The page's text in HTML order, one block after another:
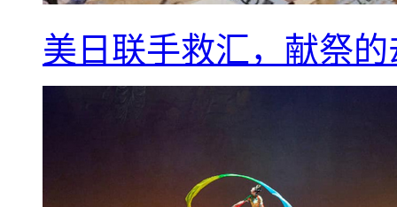
美日联手救汇，献祭